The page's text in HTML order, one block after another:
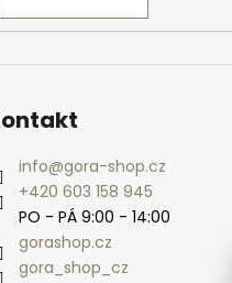
info@gora-shop.cz
+420 603 158 945
PO - PÁ 9:00 - 14:00
gorashop.cz
gora_shop_cz